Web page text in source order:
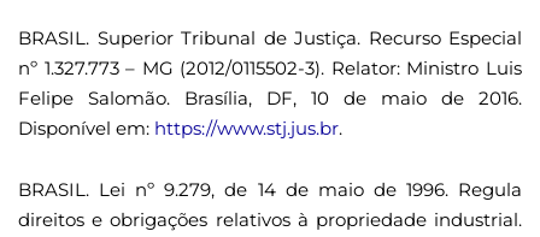
BRASIL. Superior Tribunal de Justiça. Recurso Especial
nº 1.327.773 – MG (2012/0115502-3). Relator: Ministro Luis
Felipe Salomão. Brasília, DF, 10 de maio de 2016.
Disponível em: https://www.stj.jus.br.
BRASIL. Lei nº 9.279, de 14 de maio de 1996. Regula
direitos e obrigações relativos à propriedade industrial.